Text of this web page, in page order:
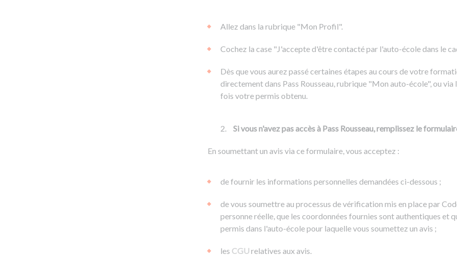
Allez dans la rubrique "Mon Profil".
Cochez la case "J'accepte d'être contacté par l'auto-école dans le
Dès que vous aurez passé certaines étapes au cours de votre
directement dans Pass Rousseau, rubrique "Mon auto-école", ou
fois votre permis obtenu.
Si vous n'avez pas accès à Pass Rousseau, remplissez le
En soumettant un avis via ce formulaire, vous acceptez :
de fournir les informations personnelles demandées ci-dessous ;
de vous soumettre au processus de vérification mis en place par
personne réelle, que les coordonnées fournies sont authentiques et
permis dans l'auto-école pour laquelle vous soumettez un avis ;
les CGUrelatives aux avis.